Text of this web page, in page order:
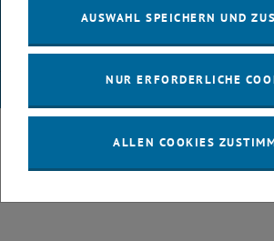
AUSWAHL SPEICHERN UND
NUR ERFORDERLICHE
ALLEN COOKIES